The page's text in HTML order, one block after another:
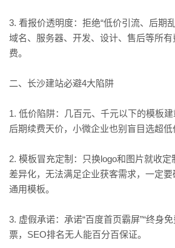
3. 看报价透明度：拒绝“低价引流、后期
域名、服务器、开发、设计、售后等所
费。
二、长沙建站必避4大陷阱
1. 低价陷阱：几百元、千元以下的模板建
后期续费天价，小微企业也别盲目选超低
2. 模板冒充定制：只换logo和图片就收
差异化，无法满足企业获客需求，一定
通用模板。
3. 虚假承诺：承诺“百度首页霸屏”“终身
票，SEO排名无人能百分百保证。